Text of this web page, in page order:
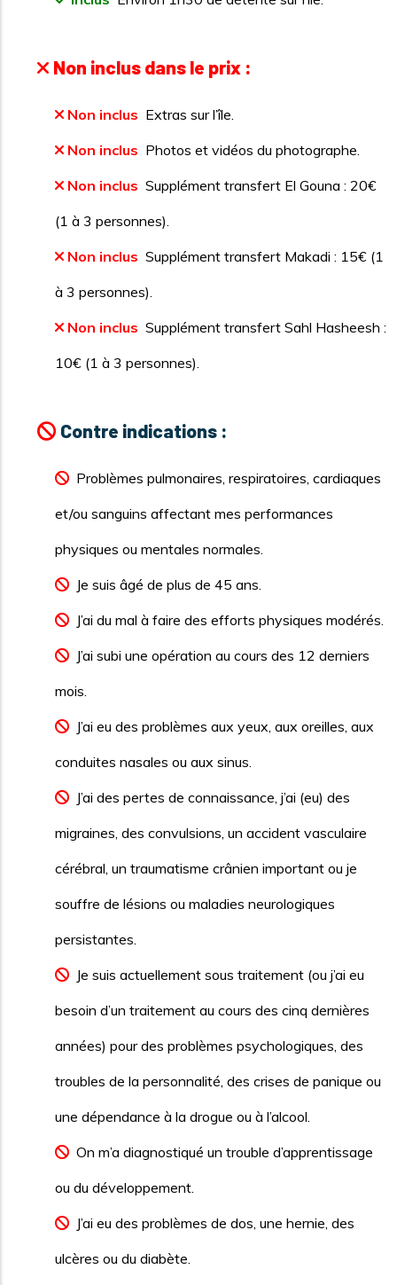
Non inclus dans le prix :
Non inclus Extras sur l’île.
Non inclus Photos et vidéos du photographe.
Non inclus Supplément transfert El Gouna : 20€
(1 à 3 personnes).
Non inclus Supplément transfert Makadi : 15€ (1
à 3 personnes).
Non inclus Supplément transfert Sahl Hasheesh :
10€ (1 à 3 personnes).
Contre indications :
Problèmes pulmonaires, respiratoires, cardiaques
et/ou sanguins affectant mes performances
physiques ou mentales normales.
Je suis âgé de plus de 45 ans.
J’ai du mal à faire des efforts physiques modérés.
J’ai subi une opération au cours des 12 derniers
mois.
J’ai eu des problèmes aux yeux, aux oreilles, aux
conduites nasales ou aux sinus.
J’ai des pertes de connaissance, j’ai (eu) des
migraines, des convulsions, un accident vasculaire
cérébral, un traumatisme crânien important ou je
souffre de lésions ou maladies neurologiques
persistantes.
Je suis actuellement sous traitement (ou j’ai eu
besoin d’un traitement au cours des cinq dernières
années) pour des problèmes psychologiques, des
troubles de la personnalité, des crises de panique ou
une dépendance à la drogue ou à l’alcool.
On m’a diagnostiqué un trouble d’apprentissage
ou du développement.
J’ai eu des problèmes de dos, une hernie, des
ulcères ou du diabète.